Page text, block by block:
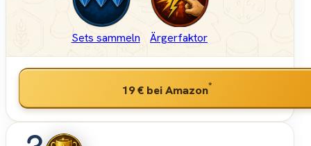
Sets sammeln Ärgerfaktor
19 € bei Amazon*